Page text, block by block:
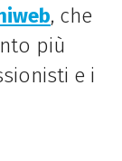
, che
più
e i